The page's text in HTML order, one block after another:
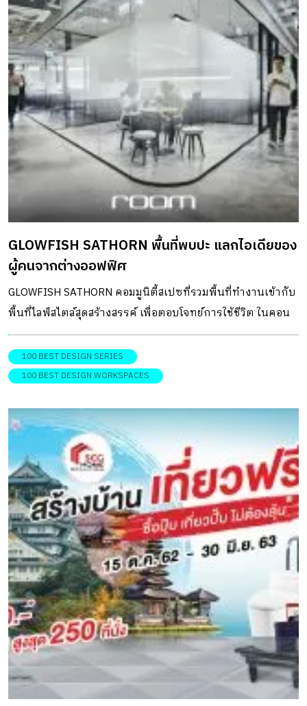
GLOWFISH SATHORN พื้นที่พบปะ แลกไอเดียของ
ผู้คนจากต่างออฟฟิศ
GLOWFISH SATHORN คอมมูนิตี้สเปซที่รวมพื้นที่ทำงานเข้ากับ
พื้นที่ไลฟ์สไตล์สุดสร้างสรรค์ เพื่อตอบโจทย์การใช้ชีวิต ในคอน
เซ็ปต์ Work : Play : Grow
100 BEST DESIGN SERIES
100 BEST DESIGN WORKSPACES